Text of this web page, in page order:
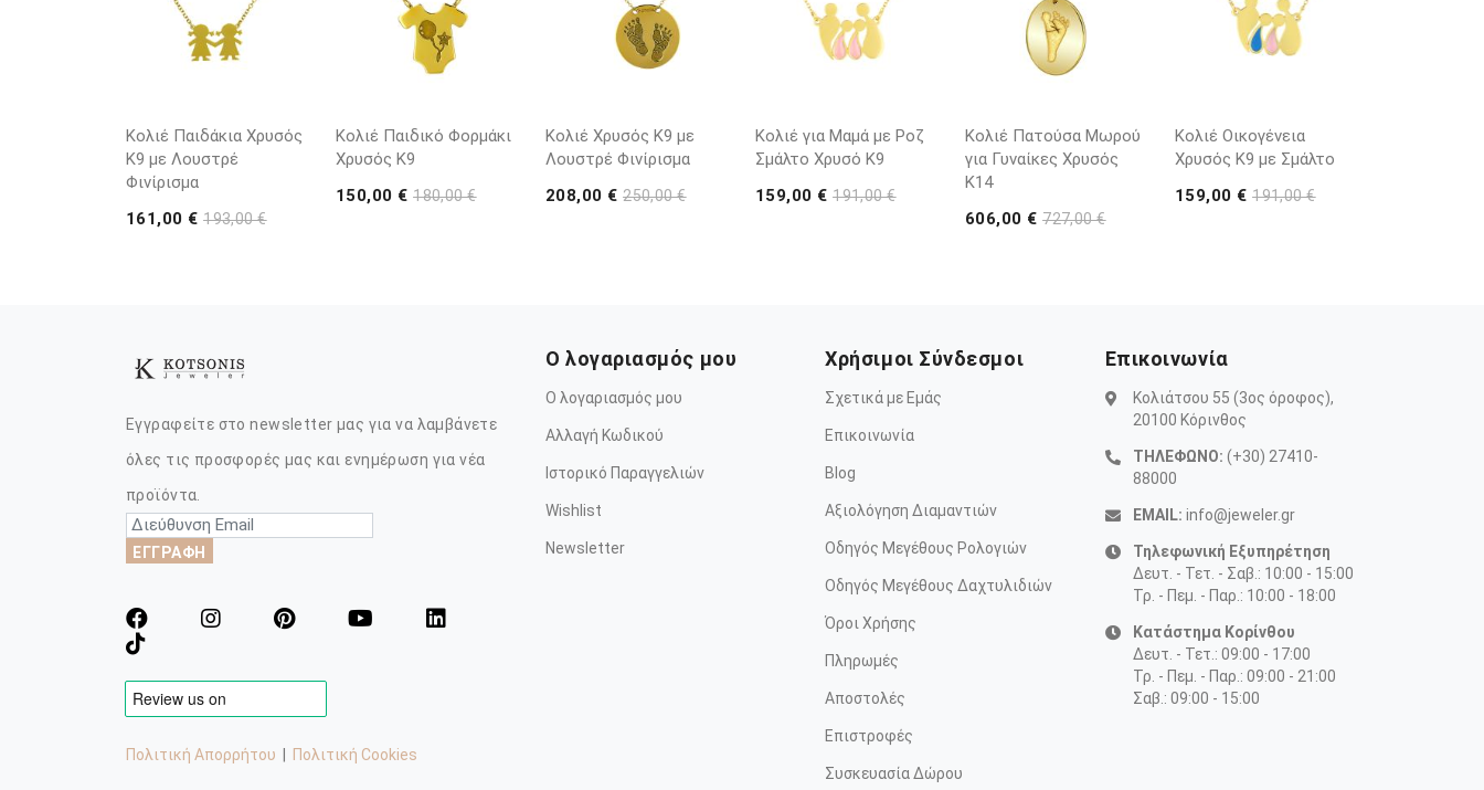
Κολιέ Παιδάκια Χρυσός
Κ9 με Λουστρέ
Φινίρισμα
161,00 €193,00 €
Κολιέ Παιδικό Φορμάκι
Χρυσός Κ9
150,00 €180,00 €
Κολιέ Χρυσός Κ9 με
Λουστρέ Φινίρισμα
208,00 €250,00 €
Κολιέ για Μαμά με Ροζ
Σμάλτο Χρυσό K9
159,00 €191,00 €
Κολιέ Πατούσα Μωρού
για Γυναίκες Χρυσός
K14
606,00 €727,00 €
Κολιέ Οικογένεια
Χρυσός Κ9 με Σμάλτο
159,00 €191,00 €
Εγγραφείτε στο newsletter μας για να λαμβάνετε
όλες τις προσφορές μας και ενημέρωση για νέα
προϊόντα.
ΕΓΓΡΑΦΗ
Πολιτική Απορρήτου Πολιτική Cookies
Ο λογαριασμός μου
Ο λογαριασμός μου
Αλλαγή Κωδικού
Ιστορικό Παραγγελιών
Wishlist
Newsletter
Χρήσιμοι Σύνδεσμοι
Σχετικά με Εμάς
Επικοινωνία
Blog
Αξιολόγηση Διαμαντιών
Οδηγός Μεγέθους Ρολογιών
Οδηγός Μεγέθους Δαχτυλιδιών
Όροι Χρήσης
Πληρωμές
Αποστολές
Επιστροφές
Συσκευασία Δώρου
Επικοινωνία
Κολιάτσου 55 (3ος όροφος),
20100 Κόρινθος
ΤΗΛΕΦΩΝΟ: (+30) 27410-
88000
EMAIL: info@jeweler.gr
Τηλεφωνική Εξυπηρέτηση
Δευτ. - Τετ. - Σαβ.: 10:00 - 15:00
Τρ. - Πεμ. - Παρ.: 10:00 - 18:00
Κατάστημα Κορίνθου
Δευτ. - Τετ.: 09:00 - 17:00
Τρ. - Πεμ. - Παρ.: 09:00 - 21:00
Σαβ.: 09:00 - 15:00